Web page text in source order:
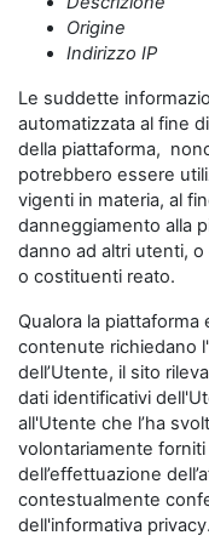
Origine
Indirizzo IP
Le suddette
automatizzata al fine
della piattaforma,
potrebbero essere
vigenti in materia, al
danneggiamento alla
danno ad altri utenti,
o costituenti reato.
Qualora la
contenute richiedano
dell’Utente, il sito
dati identificativi
all'Utente che l’ha
volontariamente
dell’effettuazione
contestualmente
dell'informativa privacy.